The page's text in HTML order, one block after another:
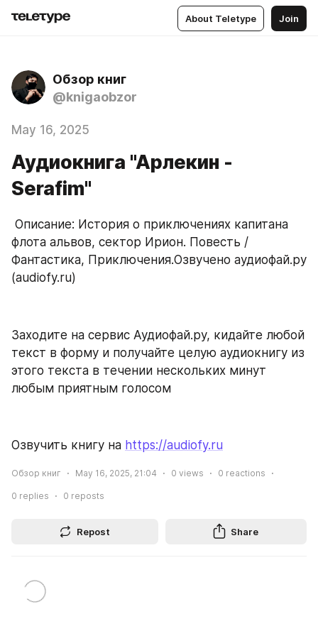
About Teletype Join
Обзор книг
@knigaobzor
May 16, 2025
Аудиокнига "Арлекин -
Serafim"
флота альвов, сектор Ирион. Повесть /
Фантастика, Приключения.Озвучено аудиофай.ру
(audiofy.ru)
Заходите на сервис Аудиофай.ру, кидайте любой
текст в форму и получайте целую аудиокнигу из
этого текста в течении нескольких минут
любым приятным голосом
Озвучить книгу на https://audiofy.ru
Обзор книг May 16, 2025, 21:04 0 views 0 reactions
0 replies 0 reposts
Repost Share